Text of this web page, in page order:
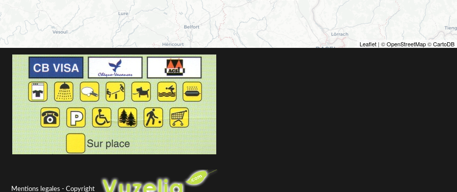
Leaflet | ©OpenStreetMap©CartoDB
Mentions legales - Copyright